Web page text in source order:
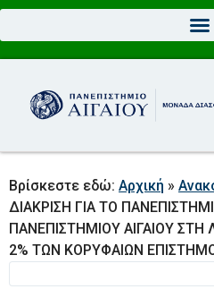
Βρίσκεστε εδώ: Αρχική »
ΔΙΑΚΡΙΣΗ ΓΙΑ ΤΟ
ΠΑΝΕΠΙΣΤΗΜΙΟΥ ΑΙΓΑΙΟΥ
2% ΤΩΝ ΚΟΡΥΦΑΙΩΝ